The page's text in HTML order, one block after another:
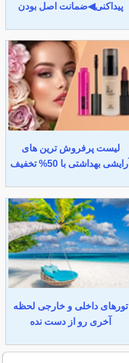
پیداکنی◀ضمانت اصل بودن
لیست پرفروش ترین های
آرایشی بهداشتی با 50% تخفیف
تورهای داخلی و خارجی لحظه
آخری رو از دست نده